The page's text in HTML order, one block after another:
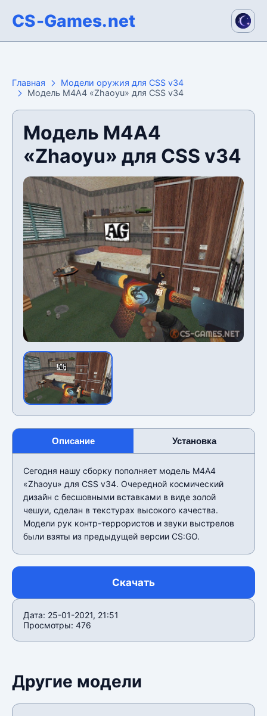
CS-Games.net
Главная
Модели оружия для CSS v34
Модель М4А4 «Zhaoyu» для CSS v34
Модель М4А4
«Zhaoyu» для CSS v34
Описание Установка
Сегодня нашу сборку пополняет модель М4А4
«Zhaoyu» для CSS v34. Очередной космический
дизайн с бесшовными вставками в виде золой
чешуи, сделан в текстурах высокого качества.
Модели рук контр-террористов и звуки выстрелов
были взяты из предыдущей версии CS:GO.
Скачать
Дата: 25-01-2021, 21:51
Просмотры: 476
Другие модели